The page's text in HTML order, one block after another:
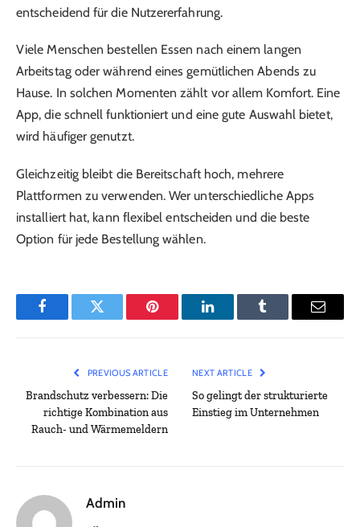
entscheidend für die Nutzererfahrung.
Viele Menschen bestellen Essen nach einem langen
Arbeitstag oder während eines gemütlichen Abends zu
Hause. In solchen Momenten zählt vor allem Komfort. Eine
App, die schnell funktioniert und eine gute Auswahl bietet,
wird häufiger genutzt.
Gleichzeitig bleibt die Bereitschaft hoch, mehrere
Plattformen zu verwenden. Wer unterschiedliche Apps
installiert hat, kann flexibel entscheiden und die beste
Option für jede Bestellung wählen.
FacebookTwitter Pinterest LinkedInTumblr Email
PREVIOUS ARTICLE
Brandschutz verbessern: Die
richtige Kombination aus
Rauch- und Wärmemeldern
NEXT ARTICLE
So gelingt der strukturierte
Einstieg im Unternehmen
Admin